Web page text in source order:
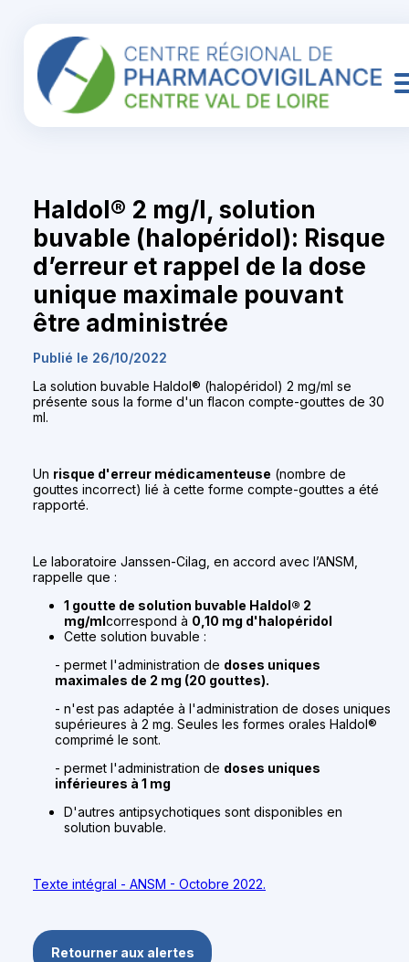
Haldol® 2 mg/l, solution
buvable (halopéridol): Risque
d’erreur et rappel de la dose
unique maximale pouvant
être administrée
Publié le 26/10/2022
La solution buvable Haldol® (halopéridol) 2 mg/ml se
présente sous la forme d'un flacon compte-gouttes de 30
ml.
Un risque d'erreur médicamenteuse (nombre de
gouttes incorrect) lié à cette forme compte-gouttes a été
rapporté.
Le laboratoire Janssen-Cilag, en accord avec l’ANSM,
rappelle que :
1 goutte de solution buvable Haldol® 2
mg/mlcorrespond à 0,10 mg d'halopéridol
Cette solution buvable :
- permet l'administration de doses uniques
maximales de 2 mg (20 gouttes).
- n'est pas adaptée à l'administration de doses uniques
supérieures à 2 mg. Seules les formes orales Haldol®
comprimé le sont.
- permet l'administration de doses uniques
inférieures à 1 mg
D'autres antipsychotiques sont disponibles en
solution buvable.
Texte intégral - ANSM - Octobre 2022.
Retourner aux alertes